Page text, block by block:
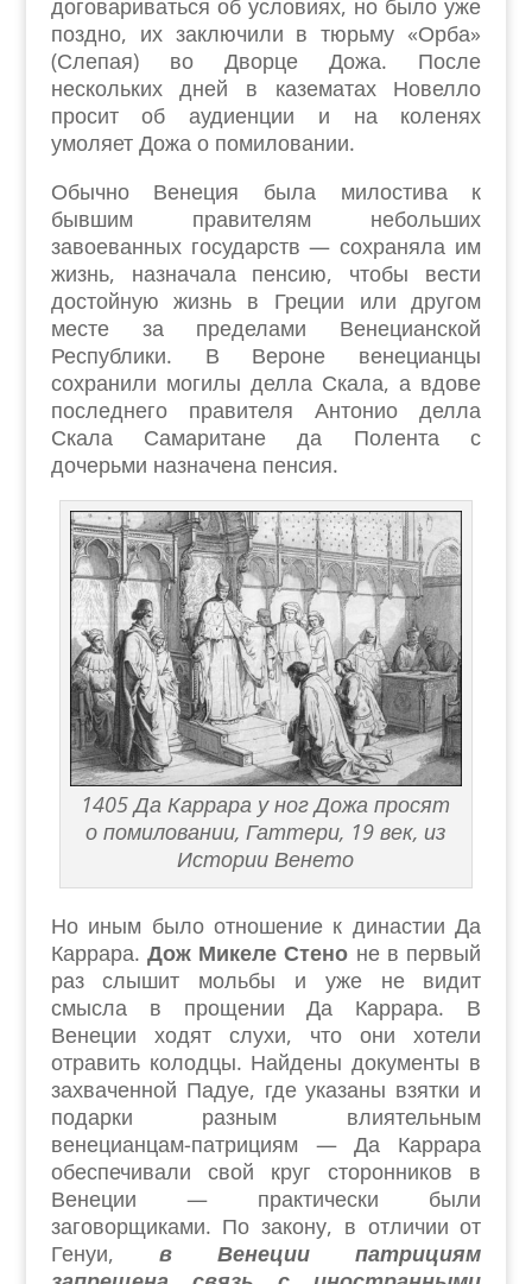
поздно, их заключили в тюрьму «Орба»
(Слепая) во Дворце Дожа. После
нескольких дней в казематах Новелло
просит об аудиенции и на коленях
умоляет Дожа о помиловании.
Обычно Венеция была милостива к
бывшим правителям небольших
завоеванных государств — сохраняла им
жизнь, назначала пенсию, чтобы вести
достойную жизнь в Греции или другом
месте за пределами Венецианской
Республики. В Вероне венецианцы
сохранили могилы делла Скала, а вдове
последнего правителя Антонио делла
Скала Самаритане да Полента с
дочерьми назначена пенсия.
1405 Да Каррара у ног Дожа просят
о помиловании, Гаттери, 19 век, из
Истории Венето
Но иным было отношение к династии Да
Каррара. Дож Микеле Стено не в первый
раз слышит мольбы и уже не видит
смысла в прощении Да Каррара. В
Венеции ходят слухи, что они хотели
отравить колодцы. Найдены документы в
захваченной Падуе, где указаны взятки и
подарки разным влиятельным
венецианцам-патрициям — Да Каррара
обеспечивали свой круг сторонников в
Венеции — практически были
заговорщиками. По закону, в отличии от
Генуи, в Венеции патрициям